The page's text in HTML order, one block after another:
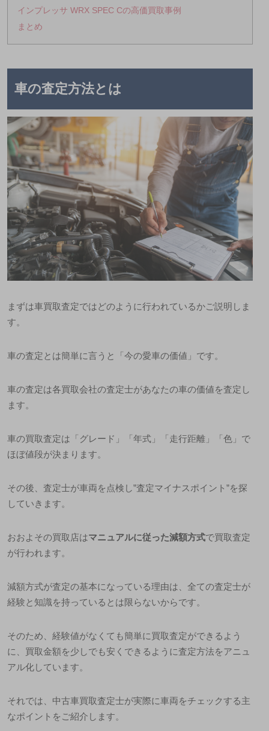
インプレッサ WRX SPEC Cの高価買取事例
まとめ
車の査定方法とは
まずは車買取査定ではどのように行われているかご説明しま
す。
車の査定とは簡単に言うと「今の愛車の価値」です。
車の査定は各買取会社の査定士があなたの車の価値を査定し
ます。
車の買取査定は「グレード」「年式」「走行距離」「色」で
ほぼ値段が決まります。
その後、査定士が車両を点検し”査定マイナスポイント ”を探
していきます。
おおよその買取店はマニュアルに従った減額方式で買取査定
が行われます。
減額方式が査定の基本になっている理由は、全ての査定士が
経験と知識を持っているとは限らないからです。
そのため、経験値がなくても簡単に買取査定ができるよう
に、買取金額を少しでも安くできるように査定方法をアニュ
アル化しています。
それでは、中古車買取査定士が実際に車両をチェックする主
なポイントをご紹介します。